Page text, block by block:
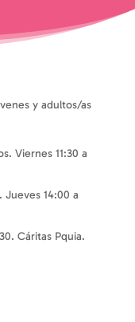
y adultos/as
Viernes 11:30 a
Jueves 14:00 a
Cáritas Pquia.